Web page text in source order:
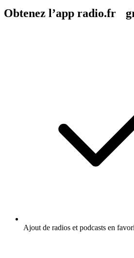
Obtenez l’app radio.fr
Ajout de radios et podcasts en